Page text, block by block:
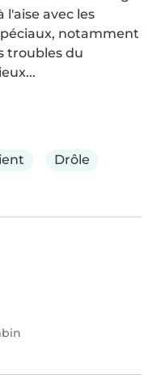
l'aise avec les
notamment
troubles du
Drôle